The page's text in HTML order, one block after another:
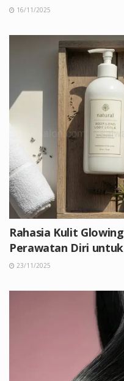
16/11/2025
Rahasia Kulit
Perawatan Diri
23/11/2025